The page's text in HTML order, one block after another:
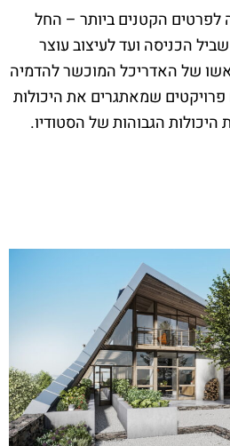
לפרטים הקטנים ביותר – החל
הכניסה ועד לעיצוב עוצר
של האדריכל המוכשר להדמיה
שמאתגרים את היכולות
היכולות הגבוהות של הסטודיו.